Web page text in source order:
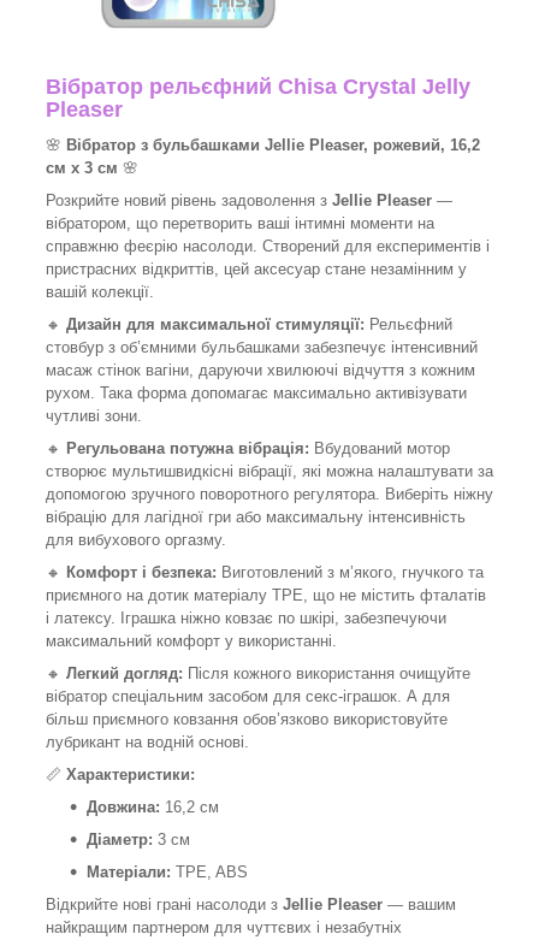
Вібратор рельєфний Chisa Crystal Jelly
Pleaser
🌸 Вібратор з бульбашками Jellie Pleaser, рожевий, 16,2
см х 3 см 🌸
Розкрийте новий рівень задоволення з Jellie Pleaser —
вібратором, що перетворить ваші інтимні моменти на
справжню феєрію насолоди. Створений для експериментів і
пристрасних відкриттів, цей аксесуар стане незамінним у
вашій колекції.
🔸 Дизайн для максимальної стимуляції: Рельєфний
стовбур з об’ємними бульбашками забезпечує інтенсивний
масаж стінок вагіни, даруючи хвилюючі відчуття з кожним
рухом. Така форма допомагає максимально активізувати
чутливі зони.
🔸 Регульована потужна вібрація: Вбудований мотор
створює мультишвидкісні вібрації, які можна налаштувати за
допомогою зручного поворотного регулятора. Виберіть ніжну
вібрацію для лагідної гри або максимальну інтенсивність
для вибухового оргазму.
🔸 Комфорт і безпека: Виготовлений з м’якого, гнучкого та
приємного на дотик матеріалу TPE, що не містить фталатів
і латексу. Іграшка ніжно ковзає по шкірі, забезпечуючи
максимальний комфорт у використанні.
🔸 Легкий догляд: Після кожного використання очищуйте
вібратор спеціальним засобом для секс-іграшок. А для
більш приємного ковзання обов’язково використовуйте
лубрикант на водній основі.
📏 Характеристики:
Довжина: 16,2 см
Діаметр: 3 см
Матеріали: TPE, ABS
Відкрийте нові грані насолоди з Jellie Pleaser — вашим
найкращим партнером для чуттєвих і незабутніх